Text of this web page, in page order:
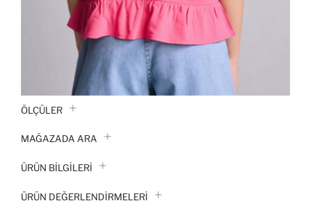
ÖLÇÜLER
MAĞAZADA ARA
ÜRÜN BILGILERI
ÜRÜN DEĞERLENDİRMELERİ